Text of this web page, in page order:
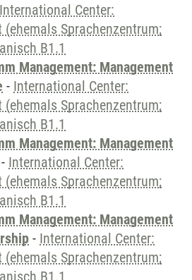
International Center:
(ehemals Sprachenzentrum;
B1.1
Management: Management
- International Center:
(ehemals Sprachenzentrum;
B1.1
Management: Management
- International Center:
(ehemals Sprachenzentrum;
B1.1
Management: Management
- International Center:
(ehemals Sprachenzentrum;
B1.1